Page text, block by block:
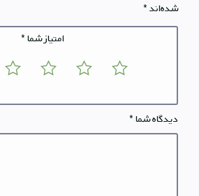
شده‌اند*
امتیاز شما*
دیدگاه شما*